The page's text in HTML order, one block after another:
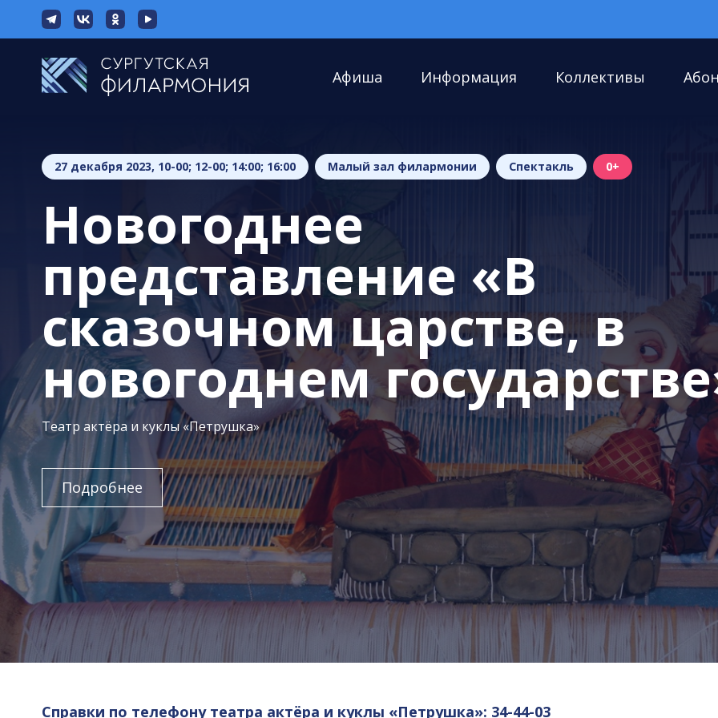
Афиша Информация Коллективы
27 декабря 2023, 10-00; 12-00; 14:00; 16:00 Малый зал филармонии Спектакль 0+
Новогоднее
представление «В
сказочном царстве, в
новогоднем
Театр актёра и куклы «Петрушка»
Подробнее
Справки по телефону театра актёра и куклы «Петрушка»: 34-44-03